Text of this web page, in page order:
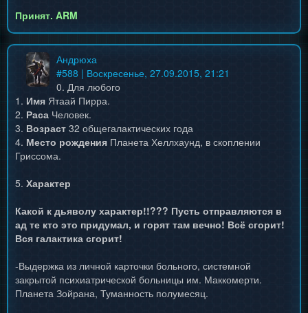
Принят. ARM
Андрюха
#588 | Воскресенье, 27.09.2015, 21:21
0. Для любого
1. Имя Ятаай Пирра.
2. Раса Человек.
3. Возраст 32 общегалактических года
4. Место рождения Планета Хеллхаунд, в скоплении
Гриссома.
5. Характер
Какой к дьяволу характер!!??? Пусть отправляются в
ад те кто это придумал, и горят там вечно! Всё сгорит!
Вся галактика сгорит!
-Выдержка из личной карточки больного, системной
закрытой психиатрической больницы им. Маккомерти.
Планета Зойрана, Туманность полумесяц.